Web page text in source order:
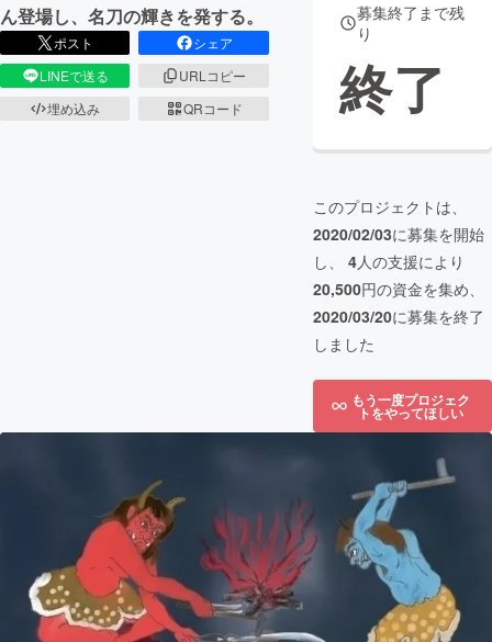
ん登場し、名刀の輝きを発する。
ポスト
シェア
LINEで送る
URLコピー
埋め込み
QRコード
募集終了まで残
り
終了
このプロジェクトは、
2020/02/03に募集を開始
し、 4人の支援により
20,500円の資金を集め、
2020/03/20に募集を終了
しました
もう一度プロジェク
トをやってほしい